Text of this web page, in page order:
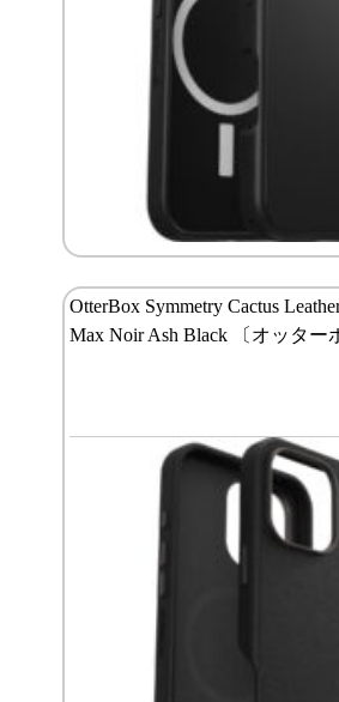
OtterBox Symmetry Cactus
Max Noir Ash Black 〔オッター